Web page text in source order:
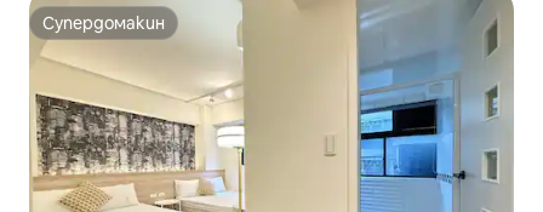
Супердомакин
Супердомакин